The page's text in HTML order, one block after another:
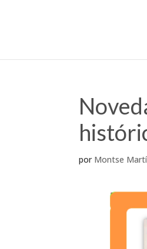
por Montse